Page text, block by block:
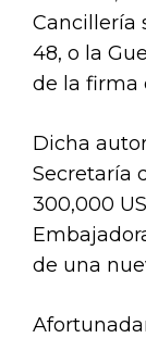
Cancillería
48, o la
de la firma
Dicha
Secretaría
300,000
de una